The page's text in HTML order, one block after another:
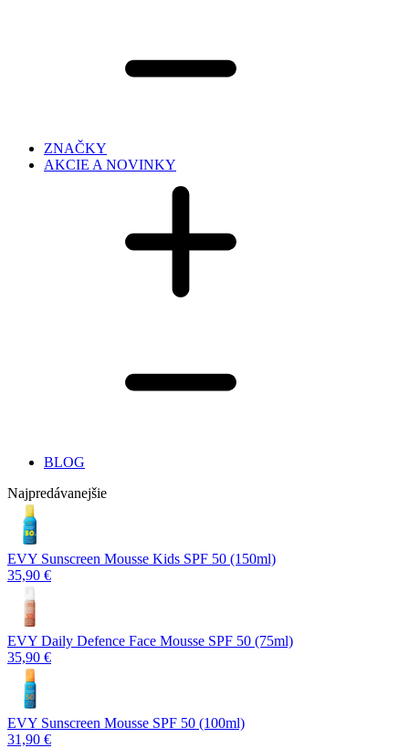
ZNAČKY
AKCIE A NOVINKY
BLOG
Najpredávanejšie
EVY Sunscreen Mousse Kids SPF 50 (150ml)
35,90 €
EVY Daily Defence Face Mousse SPF 50 (75ml)
35,90 €
EVY Sunscreen Mousse SPF 50 (100ml)
31,90 €